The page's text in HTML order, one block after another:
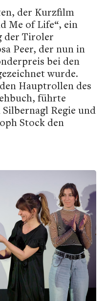
der Kurzfilm
Me of Life“, ein
der Tiroler
Peer, der nun in
bei den
wurde.
Hauptrollen des
führte
Regie und
Stock den